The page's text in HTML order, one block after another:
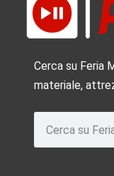
Cerca su Feria
materiale,